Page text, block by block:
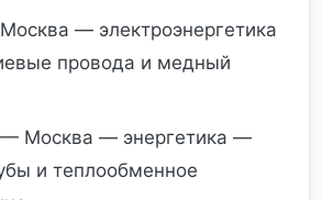
— электроэнергетика
провода и медный
Москва — энергетика —
и теплообменное